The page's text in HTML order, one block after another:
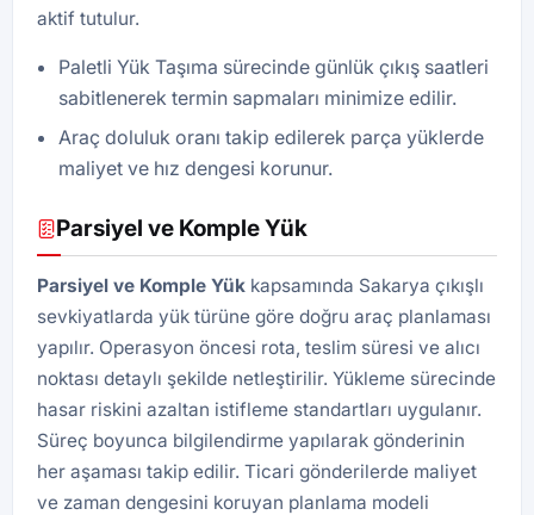
aktif tutulur.
Paletli Yük Taşıma sürecinde günlük çıkış saatleri
sabitlenerek termin sapmaları minimize edilir.
Araç doluluk oranı takip edilerek parça yüklerde
maliyet ve hız dengesi korunur.
Parsiyel ve Komple Yük
Parsiyel ve Komple Yük kapsamında Sakarya çıkışlı
sevkiyatlarda yük türüne göre doğru araç planlaması
yapılır. Operasyon öncesi rota, teslim süresi ve alıcı
noktası detaylı şekilde netleştirilir. Yükleme sürecinde
hasar riskini azaltan istifleme standartları uygulanır.
Süreç boyunca bilgilendirme yapılarak gönderinin
her aşaması takip edilir. Ticari gönderilerde maliyet
ve zaman dengesini koruyan planlama modeli